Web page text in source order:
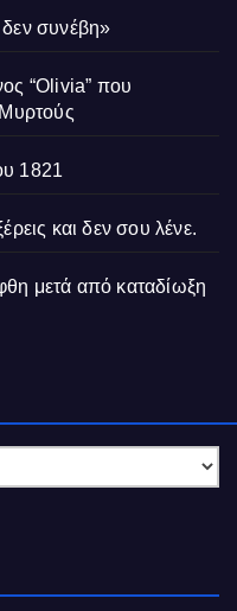
δεν συνέβη»
“Olivia” που
Μυρτούς
1821
και δεν σου λένε.
μετά από καταδίωξη